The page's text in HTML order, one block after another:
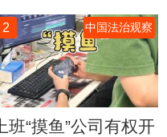
2 中国法治观察
上班“摸鱼”公司有权开